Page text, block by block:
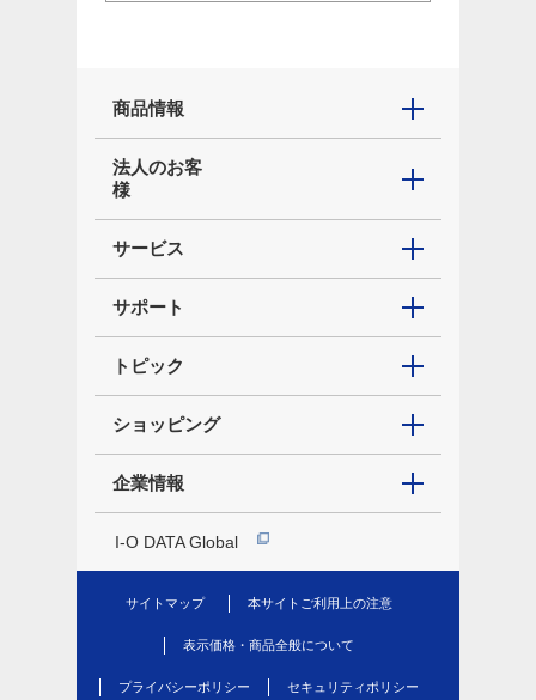
商品情報
法人のお客
様
サービス
サポート
トピック
ショッピング
企業情報
I-O DATA Global
サイトマップ 本サイトご利用上の注意
表示価格・商品全般について
プライバシーポリシー セキュリティポリシー